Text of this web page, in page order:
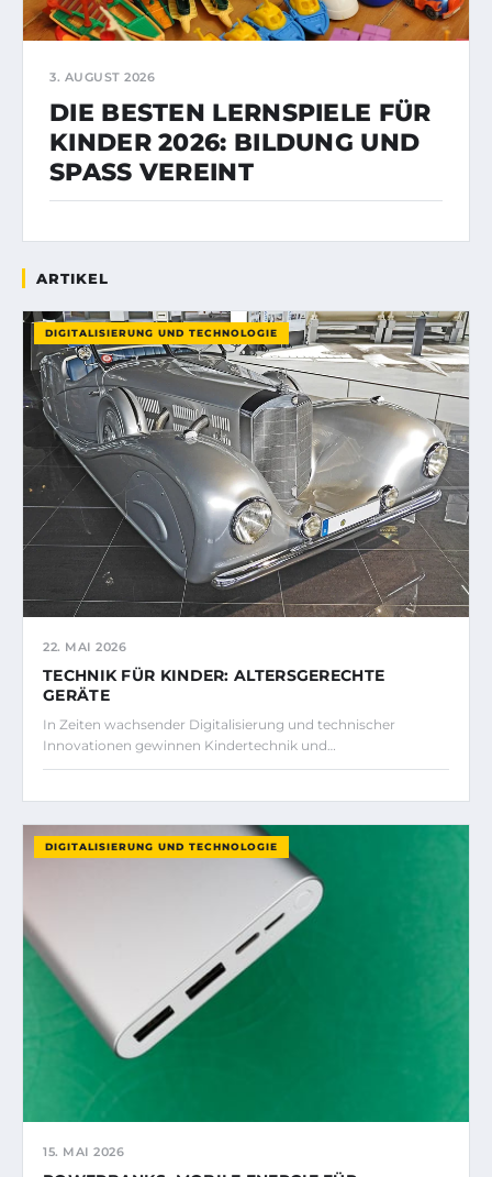
3. AUGUST 2026
DIE BESTEN LERNSPIELE FÜR
KINDER 2026: BILDUNG UND
SPASS VEREINT
ARTIKEL
DIGITALISIERUNG UND TECHNOLOGIE
22. MAI 2026
TECHNIK FÜR KINDER: ALTERSGERECHTE
GERÄTE
In Zeiten wachsender Digitalisierung und technischer
Innovationen gewinnen Kindertechnik und…
DIGITALISIERUNG UND TECHNOLOGIE
15. MAI 2026